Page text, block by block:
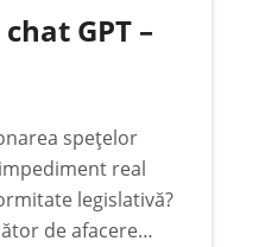
GPT –
spețelor
real
legislativă?
de afacere